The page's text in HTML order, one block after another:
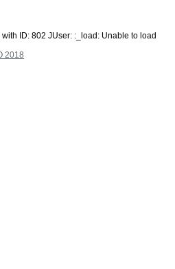
ID: 802 JUser: :_load: Unable to load